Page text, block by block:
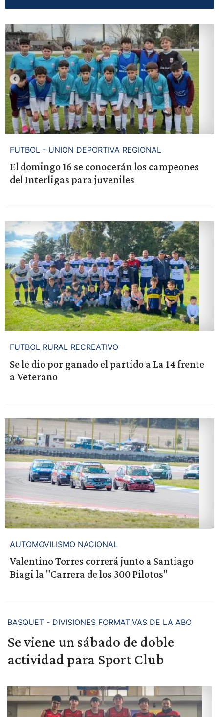
FUTBOL - UNION DEPORTIVA REGIONAL
El domingo 16 se conocerán los campeones
del Interligas para juveniles
FUTBOL RURAL RECREATIVO
Se le dio por ganado el partido a La 14 frente
a Veterano
AUTOMOVILISMO NACIONAL
Valentino Torres correrá junto a Santiago
Biagi la "Carrera de los 300 Pilotos"
BASQUET - DIVISIONES FORMATIVAS DE LA ABO
Se viene un sábado de doble
actividad para Sport Club